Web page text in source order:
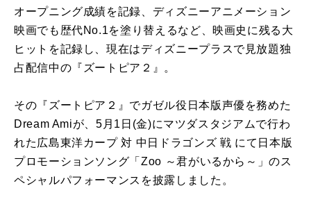
オープニング成績を記録、ディズニーアニメーション
映画でも歴代No.1を塗り替えるなど、映画史に残る大
ヒットを記録し、現在はディズニープラスで見放題独
占配信中の『ズートピア２』。
その『ズートピア２』でガゼル役日本版声優を務めた
Dream Amiが、5月1日(金)にマツダスタジアムで行わ
れた広島東洋カープ 対 中日ドラゴンズ 戦 にて日本版
プロモーションソング「Zoo ～君がいるから～」のス
ペシャルパフォーマンスを披露しました。